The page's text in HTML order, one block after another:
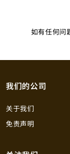
如有任何问
我们的公司
关于我们
免责声明